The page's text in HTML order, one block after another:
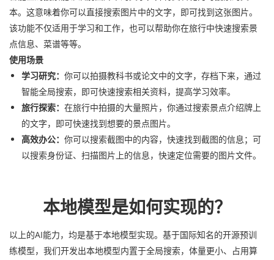
本。这意味着你可以直接搜索图片中的文字，即可找到这张图片。
该功能不仅适用于学习和工作，也可以帮助你在旅行中快速搜索景
点信息、菜谱等等。
使用场景
学习研究： 你可以拍摄教科书或论文中的文字，存档下来，通过
智能全局搜索，即可快速搜索相关资料，提高学习效率。
旅行探索： 在旅行中拍摄的大量照片，你通过搜索景点介绍牌上
的文字，即可快速找到想要的景点图片。
高效办公： 你可以搜索截图中的内容，快速找到截图的信息；可
以搜索身份证、扫描图片上的信息，快速定位需要的图片文件。
本地模型是如何实现的？
以上的AI能力，均是基于本地模型实现。基于国际知名的开源预训
练模型，我们开发出本地模型内置于全局搜索，体量更小、占用算